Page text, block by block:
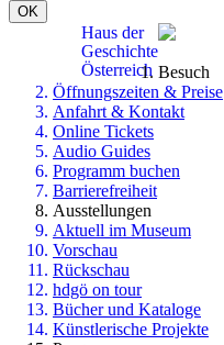
OK
Haus der
Geschichte
Österreich Besuch
Öffnungszeiten & Preise
Anfahrt & Kontakt
Online Tickets
Audio Guides
Programm buchen
Barrierefreiheit
Ausstellungen
Aktuell im Museum
Vorschau
Rückschau
hdgö on tour
Bücher und Kataloge
Künstlerische Projekte